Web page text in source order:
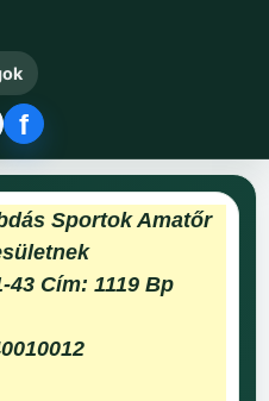
fFacebook belépés
Sportok Amatőr
43 Cím: 1119 Bp